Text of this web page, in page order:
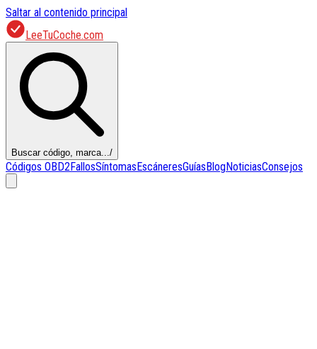
Saltar al contenido principal
LeeTuCoche.com
Buscar código, marca.../
Códigos OBD2FallosSíntomasEscáneresGuíasBlogNoticiasConsejos